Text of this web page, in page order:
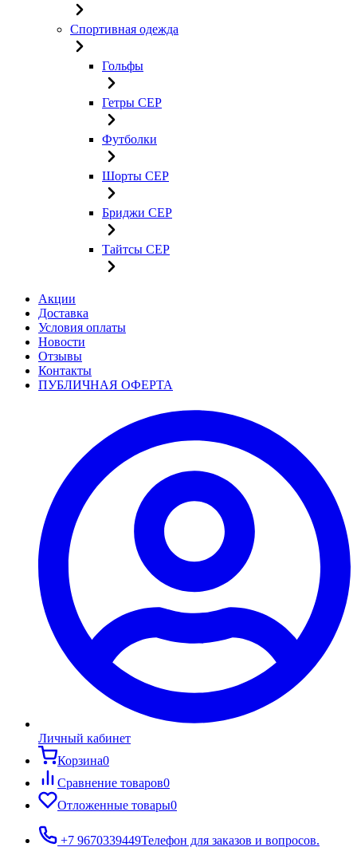
Спортивная одежда
Гольфы
Гетры CEP
Футболки
Шорты CEP
Бриджи CEP
Тайтсы CEP
Акции
Доставка
Условия оплаты
Новости
Отзывы
Контакты
ПУБЛИЧНАЯ ОФЕРТА
Личный кабинет
Корзина0
Сравнение товаров0
Отложенные товары0
+7 9670339449Телефон для заказов и вопросов.